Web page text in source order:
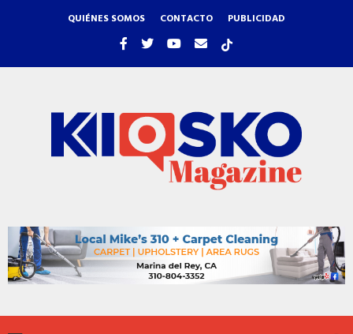
QUIÉNES SOMOS CONTACTO PUBLICIDAD